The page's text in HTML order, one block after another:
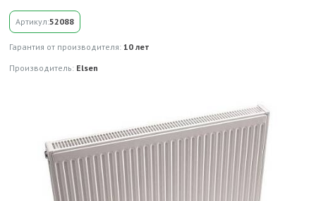
Артикул:52088
Гарантия от производителя: 10 лет
Производитель: Elsen